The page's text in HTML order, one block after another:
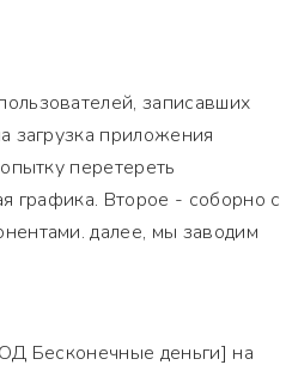
записавших
загрузка приложения
перетереть
графика. Второе - соборно с
далее, мы заводим
Бесконечные деньги] на